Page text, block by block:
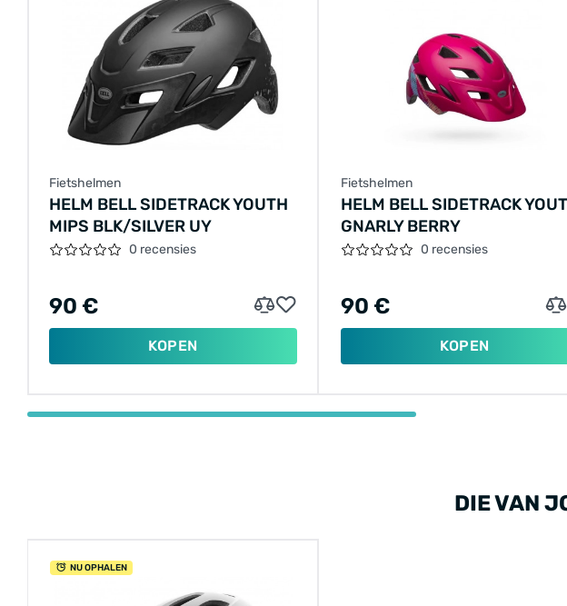
Fietshelmen
HELM BELL SIDETRACK YOUTH
MIPS BLK/SILVER UY
0 recensies
90 €
KOPEN
Fietshelmen
HELM BELL SIDETRACK
GNARLY BERRY
0 recensies
90 €
KOPEN
DIE VAN
NU OPHALEN